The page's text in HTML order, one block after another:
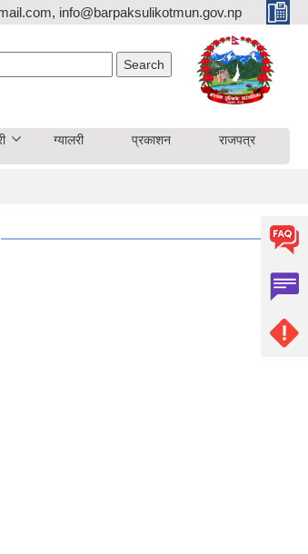
info@barpaksulikotmun.gov.np
ग्यालरी प्रकाशन राजपत्र